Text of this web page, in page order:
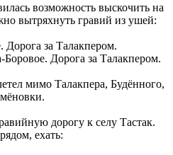
возможность выскочить на
вытряхнуть гравий из ушей:
Боровое. Дорога за Талакпером.
мимо Талакпера, Будённого,
дорогу к селу Тастак.
ехать: